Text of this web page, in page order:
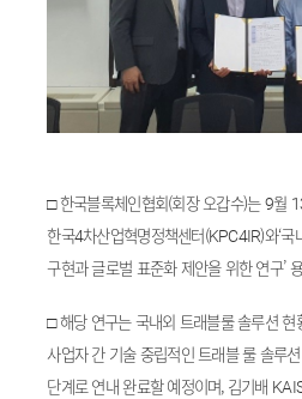
□ 한국블록체인협회(회장 오갑수)는 9월
한국4차산업혁명정책센터(KPC4IR)와‘
구현과 글로벌 표준화 제안을 위한 연구’
□ 해당 연구는 국내외 트래블룰 솔루션
사업자 간 기술 중립적인 트래블 룰 솔루
단계로 연내 완료할 예정이며, 김기배